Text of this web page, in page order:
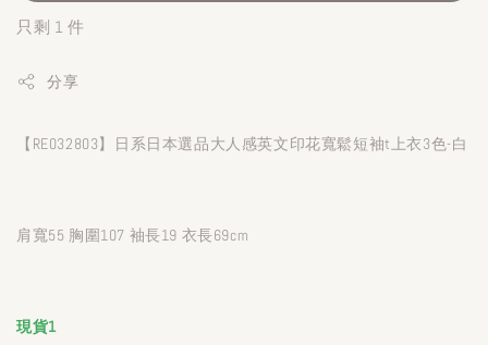
只剩 1 件
分享
【RE032803】日系日本選品大人感英文印花寬鬆短袖t上衣3色-白
肩寬55 胸圍107 袖長19 衣長69cm
現貨1